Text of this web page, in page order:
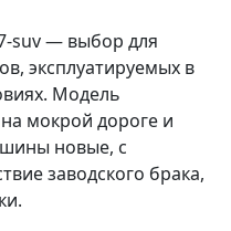
suv — выбор для
эксплуатируемых в
Модель
мокрой дороге и
новые, с
заводского брака,